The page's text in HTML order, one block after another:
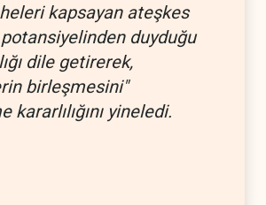
kapsayan ateşkes
duyduğu
dile getirerek,
birleşmesini"
kararlılığını yineledi.